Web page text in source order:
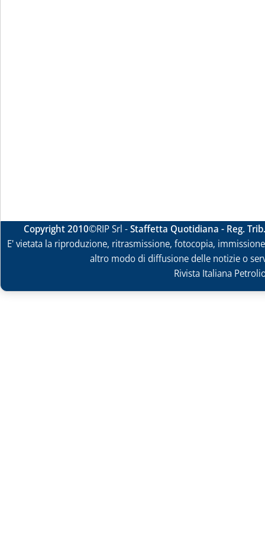
Copyright 2010©RIP Srl -Staffetta Quotidiana - Reg.
E' vietata la riproduzione, ritrasmissione, fotocopia,
altro modo di diffusione delle notizie o
Rivista Italiana